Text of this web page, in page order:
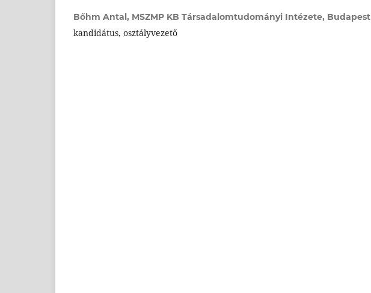
Bőhm Antal, MSZMP KB Társadalomtudományi Intézete, Budapest
kandidátus, osztályvezető